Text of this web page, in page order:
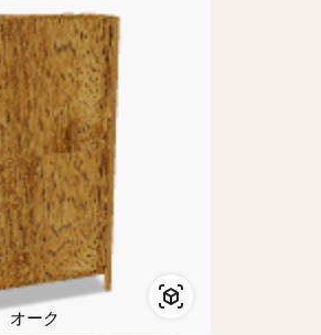
オーク